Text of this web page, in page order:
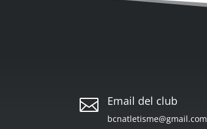
 Email del club
bcnatletisme@gmail.com